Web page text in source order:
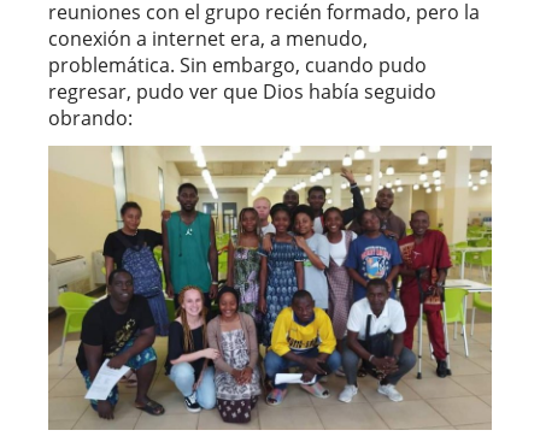
reuniones con el grupo recién formado, pero la
conexión a internet era, a menudo,
problemática. Sin embargo, cuando pudo
regresar, pudo ver que Dios había seguido
obrando: